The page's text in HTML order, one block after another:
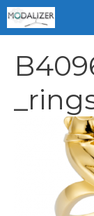
Vai
al